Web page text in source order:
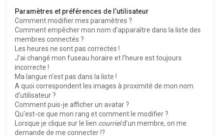
Paramètres et préférences de l’utilisateur
Comment modifier mes paramètres ?
Comment empêcher mon nom d’apparaître dans la liste des
membres connectés ?
Les heures ne sont pas correctes !
J’ai changé mon fuseau horaire et l’heure est toujours
incorrecte !
Ma langue n’est pas dans la liste !
A quoi correspondent les images à proximité de mon nom
d’utilisateur ?
Comment puis-je afficher un avatar ?
Qu’est-ce que mon rang et comment le modifier ?
Lorsque je clique sur le lien courrield’un membre, on me
demande de me connecter !?